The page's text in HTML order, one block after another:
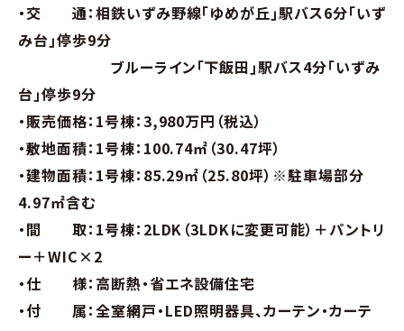
不動産管理 売買・賃貸仲介
中古物件買取サイト
企業情報・アクセス
∟レモンホームの取り組み
∟スタッフ紹介
お問い合わせ
∟総合お問い合わせ
・交 通：相鉄いずみ野線｢ゆめが丘｣駅バス6分｢いず
み台｣停歩9分
ブルーライン｢下飯田｣駅バス4分｢いずみ
台｣停歩9分
・販売価格：1号棟：3,980万円（税込）
・敷地面積：1号棟：100.74㎡（30.47坪）
・建物面積：1号棟：85.29㎡（25.80坪）※駐車場部分
4.97㎡含む
・間 取：1号棟：2LDK（3LDKに変更可能）＋パントリ
ー＋WIC×2
・仕 様：高断熱・省エネ設備住宅
・付 属：全室網戸・LED照明器具、カーテン・カーテ